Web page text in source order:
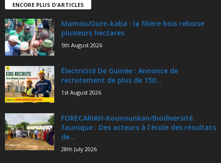
ENCORE PLUS D'ARTICLES
Mamou/Oure-kaba : la filière bois reboise
plusieurs hectares
5th August 2026
Électricité De Guinée : Annonce de
recrutement de plus de 150...
1st August 2026
FORECARIAH-Kounounkan/Biodiversité
faunique : Des acteurs à l’école des résultats
de...
28th July 2026